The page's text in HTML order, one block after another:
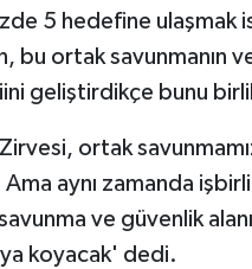
5 hedefine ulaşmak
bu ortak savunmanın
geliştirdikçe bunu
ortak
aynı zamanda
ve güvenlik
koyacak' dedi.